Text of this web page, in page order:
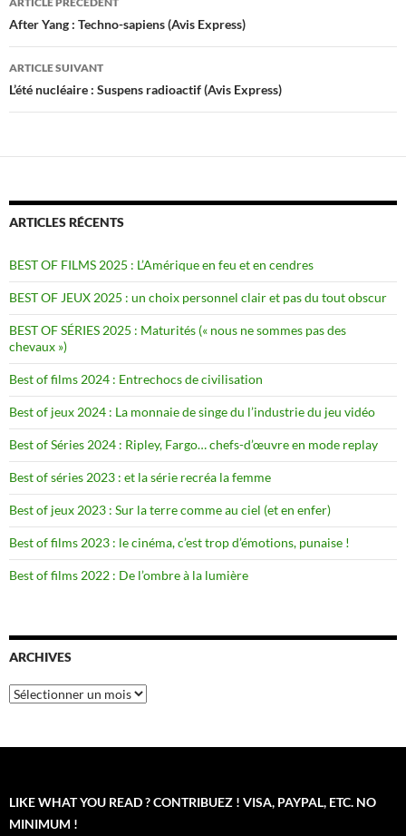
des
articles
After Yang : Techno-sapiens (Avis Express)
ARTICLE SUIVANT
L’été nucléaire : Suspens radioactif (Avis Express)
ARTICLES RÉCENTS
BEST OF FILMS 2025 : L’Amérique en feu et en cendres
BEST OF JEUX 2025 : un choix personnel clair et pas du tout obscur
BEST OF SÉRIES 2025 : Maturités (« nous ne sommes pas des
chevaux »)
Best of films 2024 : Entrechocs de civilisation
Best of jeux 2024 : La monnaie de singe du l’industrie du jeu vidéo
Best of Séries 2024 : Ripley, Fargo… chefs-d’œuvre en mode replay
Best of séries 2023 : et la série recréa la femme
Best of jeux 2023 : Sur la terre comme au ciel (et en enfer)
Best of films 2023 : le cinéma, c’est trop d’émotions, punaise !
Best of films 2022 : De l’ombre à la lumière
ARCHIVES
Archives
LIKE WHAT YOU READ ? CONTRIBUEZ ! VISA, PAYPAL, ETC. NO
MINIMUM !